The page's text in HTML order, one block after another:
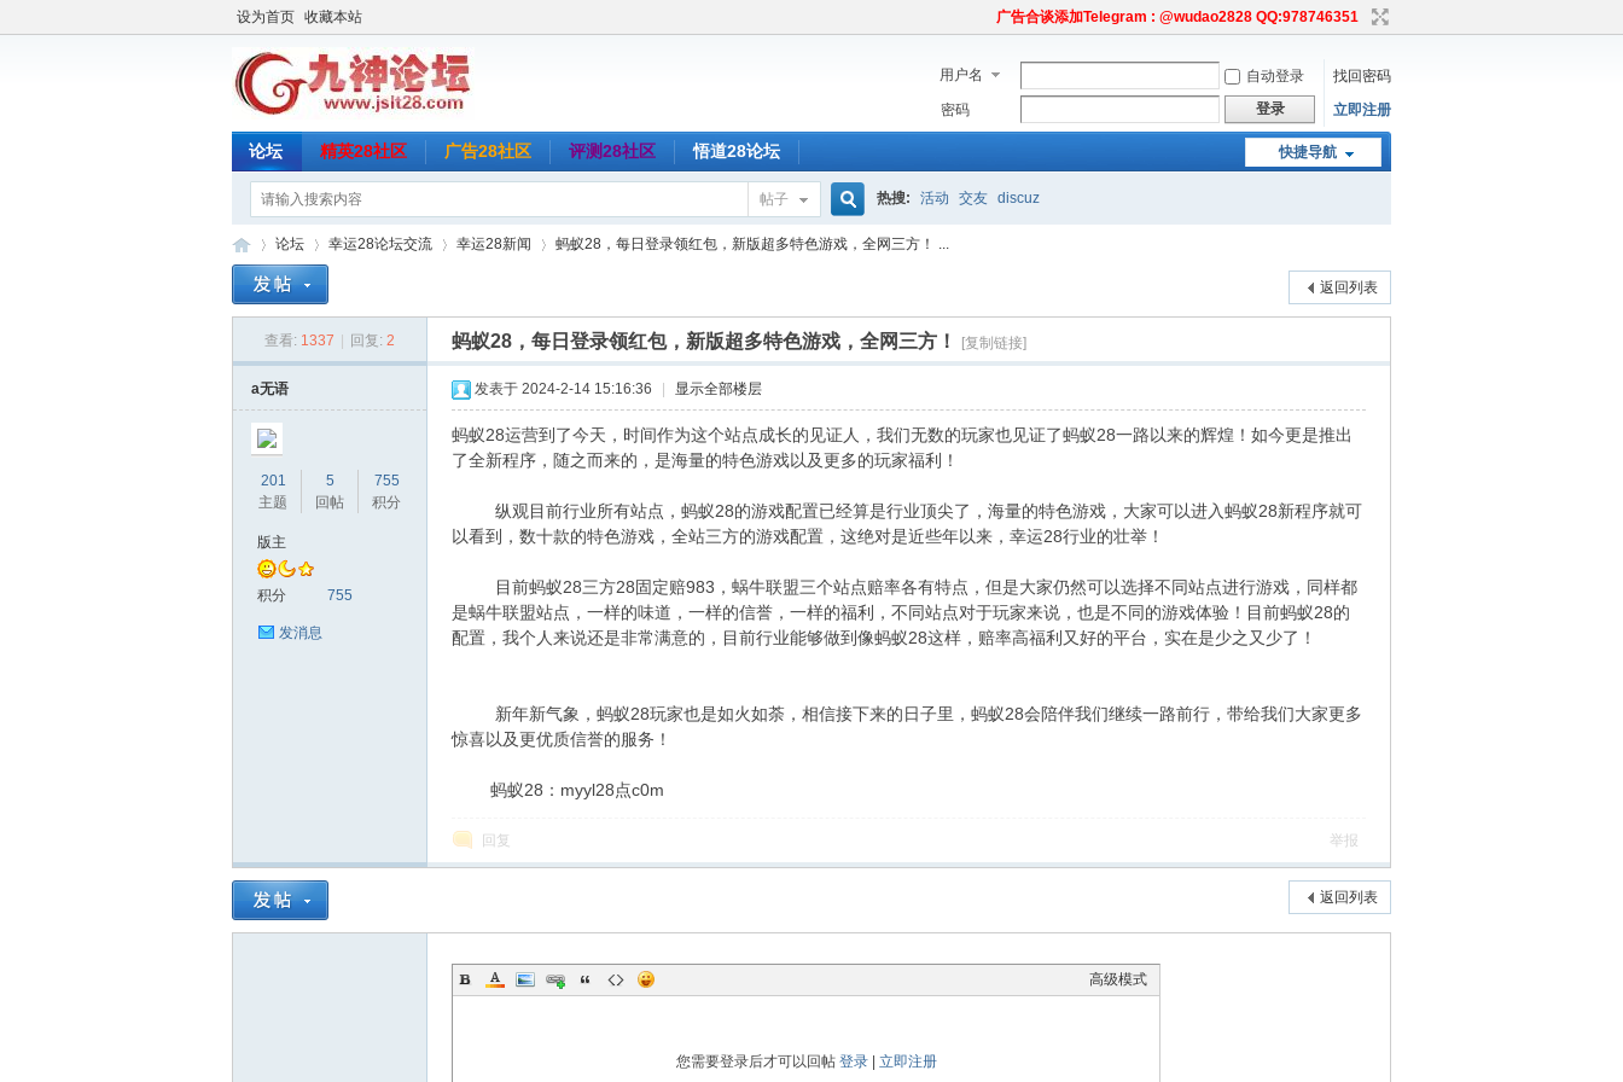
设为首页 收藏本站 广告合谈添加Telegram : @wudao2828 QQ:978746351
用户名 自动登录
找回密码
密码
登录 立即注册
快捷导航
论坛 精英28社区 广告28社区 评测28社区 悟道28论坛
帖子
搜
索
热搜: 活动 交友 discuz
论坛
›
幸运28论坛交流 幸运28新闻
›
蚂蚁28，每日登录领红包，新版超多特色游戏，全网三方！ ...
返回列表
查看: 1337 回复: 2 蚂蚁28，每日登录领红包，新版超多特色游戏，全网三方！ [复制链接]
a无语
201
主题
5
回帖
755
积分
版主
积分 755
发消息
发表于 2024-2-14 15:16:36 显示全部楼层
蚂蚁28运营到了今天，时间作为这个站点成长的见证人，我们无数的玩家也见证了蚂蚁28一路以来的辉煌！如今更是推出
了全新程序，随之而来的，是海量的特色游戏以及更多的玩家福利！
纵观目前行业所有站点，蚂蚁28的游戏配置已经算是行业顶尖了，海量的特色游戏，大家可以进入蚂蚁28新程序就可
以看到，数十款的特色游戏，全站三方的游戏配置，这绝对是近些年以来，幸运28行业的壮举！
目前蚂蚁28三方28固定赔983，蜗牛联盟三个站点赔率各有特点，但是大家仍然可以选择不同站点进行游戏，同样都
是蜗牛联盟站点，一样的味道，一样的信誉，一样的福利，不同站点对于玩家来说，也是不同的游戏体验！目前蚂蚁28的
配置，我个人来说还是非常满意的，目前行业能够做到像蚂蚁28这样，赔率高福利又好的平台，实在是少之又少了！
新年新气象，蚂蚁28玩家也是如火如荼，相信接下来的日子里，蚂蚁28会陪伴我们继续一路前行，带给我们大家更多
惊喜以及更优质信誉的服务！
蚂蚁28：myyl28点c0m
回复 举报
返回列表
高级模式
您需要登录后才可以回帖 登录| 立即注册